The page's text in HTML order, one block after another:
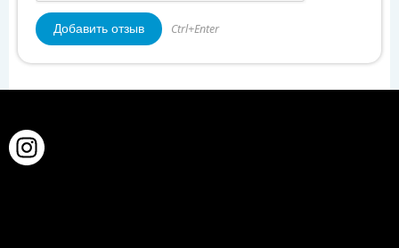
Ctrl+Enter